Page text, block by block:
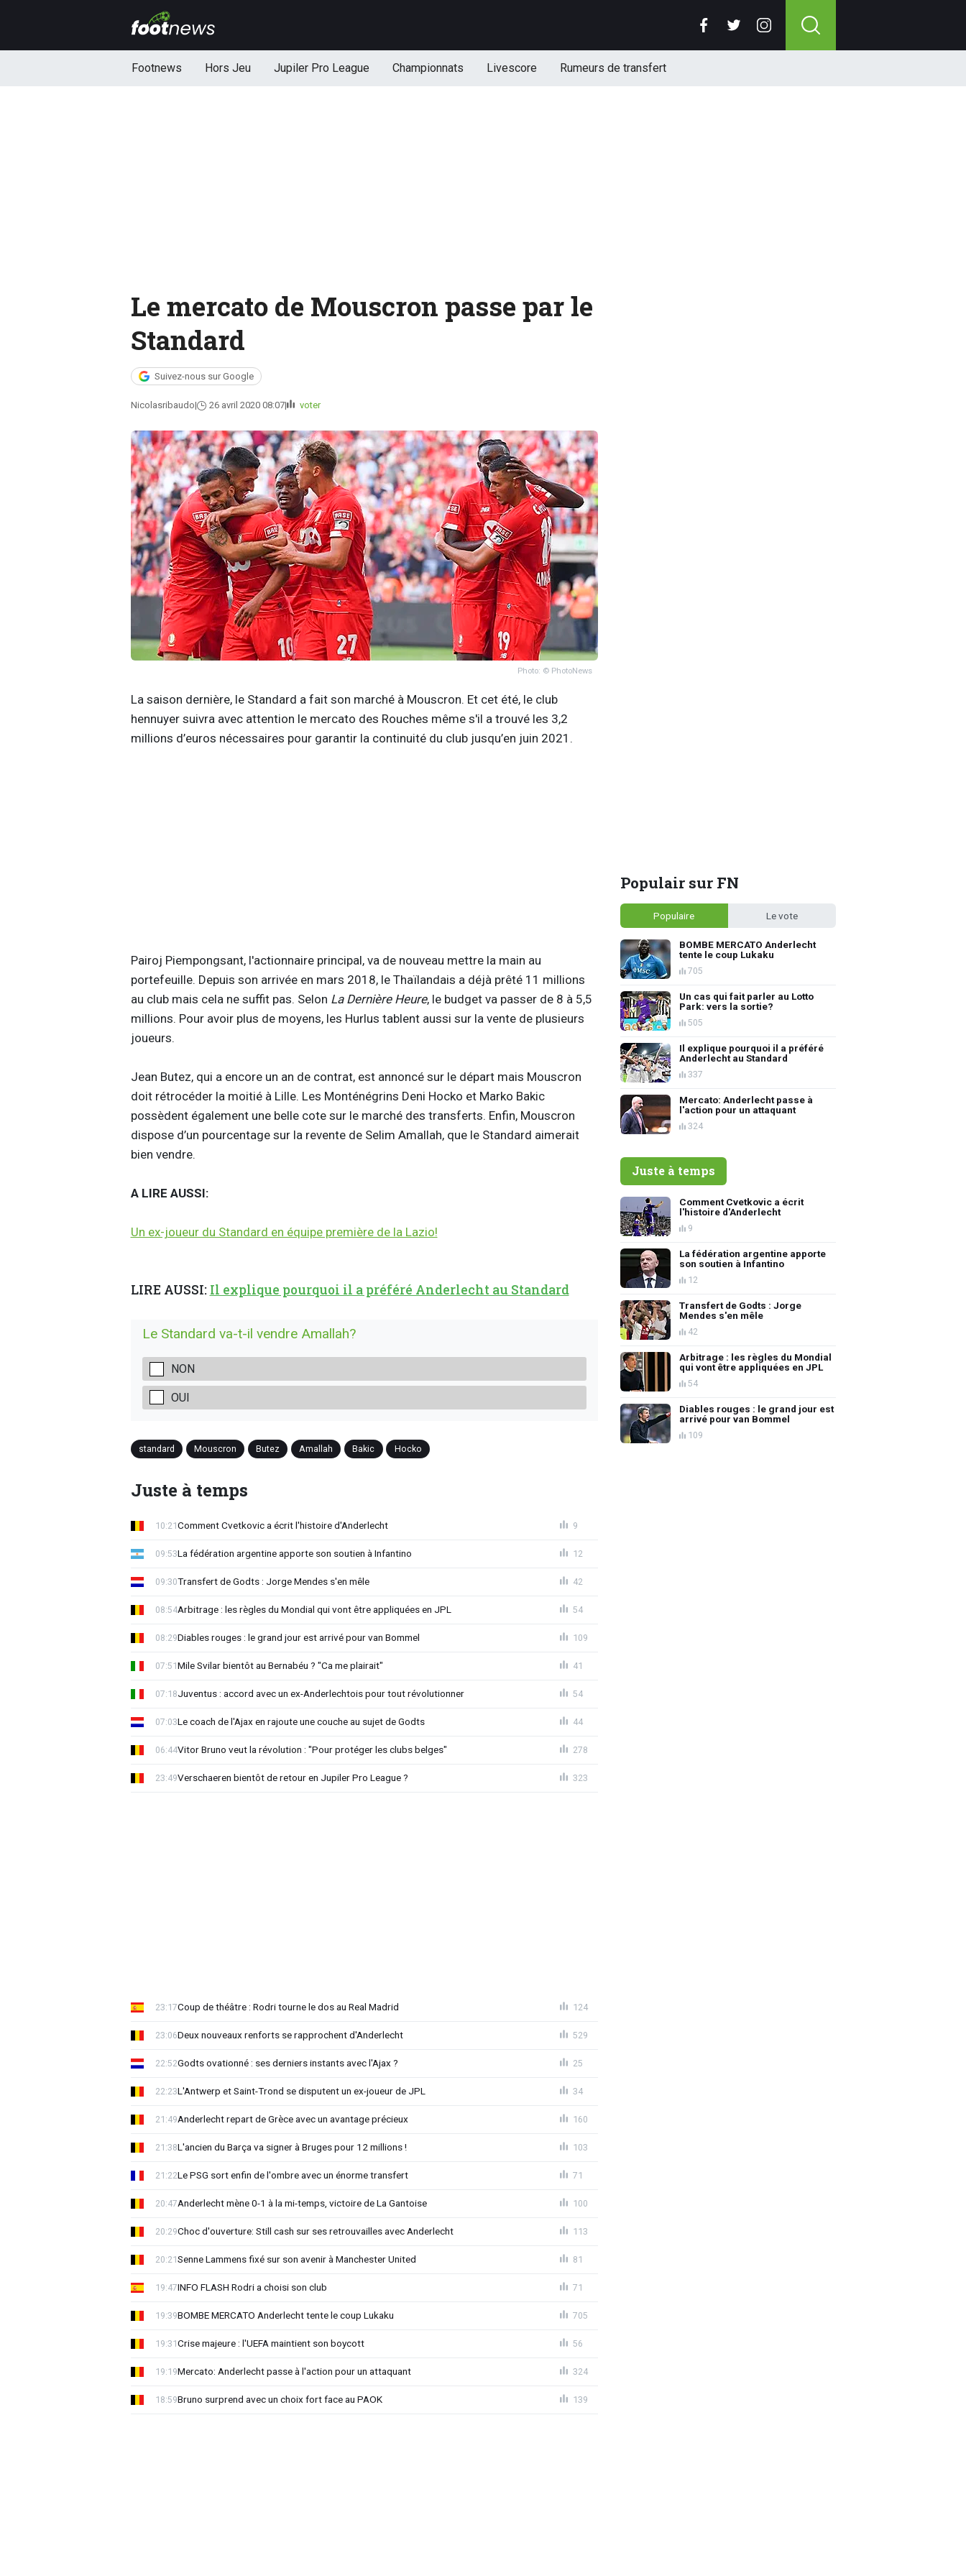
Footnews Hors Jeu Jupiler Pro League Championnats Livescore Rumeurs de transfert
Le mercato de Mouscron passe par le
Standard
Suivez-nous sur Google
Nicolasribaudo 26 avril 2020 08:07 voter
Photo: © PhotoNews
La saison dernière, le Standard a fait son marché à Mouscron. Et cet été, le club
hennuyer suivra avec attention le mercato des Rouches même s'il a trouvé les 3,2
millions d’euros nécessaires pour garantir la continuité du club jusqu’en juin 2021.
Pairoj Piempongsant, l'actionnaire principal, va de nouveau mettre la main au
portefeuille. Depuis son arrivée en mars 2018, le Thaïlandais a déjà prêté 11 millions
au club mais cela ne suffit pas. Selon La Dernière Heure, le budget va passer de 8 à 5,5
millions. Pour avoir plus de moyens, les Hurlus tablent aussi sur la vente de plusieurs
joueurs.
Jean Butez, qui a encore un an de contrat, est annoncé sur le départ mais Mouscron
doit rétrocéder la moitié à Lille. Les Monténégrins Deni Hocko et Marko Bakic
possèdent également une belle cote sur le marché des transferts. Enfin, Mouscron
dispose d’un pourcentage sur la revente de Selim Amallah, que le Standard aimerait
bien vendre.
A LIRE AUSSI:
Un ex-joueur du Standard en équipe première de la Lazio!
LIRE AUSSI: Il explique pourquoi il a préféré Anderlecht au Standard
Le Standard va-t-il vendre Amallah?
NON
OUI
standard Mouscron Butez Amallah Bakic Hocko
Juste à temps
Comment Cvetkovic a écrit l'histoire d'Anderlecht
10:21 9
La fédération argentine apporte son soutien à Infantino
09:53 12
Transfert de Godts : Jorge Mendes s'en mêle
09:30 42
Arbitrage : les règles du Mondial qui vont être appliquées en JPL
08:54 54
Diables rouges : le grand jour est arrivé pour van Bommel
08:29 109
Mile Svilar bientôt au Bernabéu ? "Ca me plairait"
07:51 41
Juventus : accord avec un ex-Anderlechtois pour tout révolutionner
07:18 54
Le coach de l'Ajax en rajoute une couche au sujet de Godts
07:03 44
Vitor Bruno veut la révolution : "Pour protéger les clubs belges"
06:44 278
Verschaeren bientôt de retour en Jupiler Pro League ?
23:49 323
Coup de théâtre : Rodri tourne le dos au Real Madrid
23:17 124
Deux nouveaux renforts se rapprochent d'Anderlecht
23:06 529
Godts ovationné : ses derniers instants avec l'Ajax ?
22:52 25
L'Antwerp et Saint-Trond se disputent un ex-joueur de JPL
22:23 34
Anderlecht repart de Grèce avec un avantage précieux
21:49 160
L'ancien du Barça va signer à Bruges pour 12 millions !
21:38 103
Le PSG sort enfin de l'ombre avec un énorme transfert
21:22 71
Anderlecht mène 0-1 à la mi-temps, victoire de La Gantoise
20:47 100
Choc d'ouverture: Still cash sur ses retrouvailles avec Anderlecht
20:29 113
Senne Lammens fixé sur son avenir à Manchester United
20:21 81
INFO FLASH Rodri a choisi son club
19:47 71
BOMBE MERCATO Anderlecht tente le coup Lukaku
19:39 705
Crise majeure : l'UEFA maintient son boycott
19:31 56
Mercato: Anderlecht passe à l'action pour un attaquant
19:19 324
Bruno surprend avec un choix fort face au PAOK
18:59 139
Populair sur FN
Populaire Le vote
BOMBE MERCATO Anderlecht
tente le coup Lukaku
705
Un cas qui fait parler au Lotto
Park: vers la sortie?
505
Il explique pourquoi il a préféré
Anderlecht au Standard
337
Mercato: Anderlecht passe à
l'action pour un attaquant
324
Juste à temps
Comment Cvetkovic a écrit
l'histoire d'Anderlecht
9
La fédération argentine apporte
son soutien à Infantino
12
Transfert de Godts : Jorge
Mendes s'en mêle
42
Arbitrage : les règles du Mondial
qui vont être appliquées en JPL
54
Diables rouges : le grand jour est
arrivé pour van Bommel
109